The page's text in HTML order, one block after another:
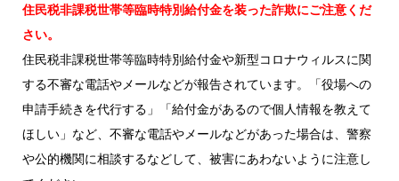
住民税非課税世帯等臨時特別給付金を装った詐欺にご注意くだ
さい。
住民税非課税世帯等臨時特別給付金や新型コロナウィルスに関
する不審な電話やメールなどが報告されています。「役場への
申請手続きを代行する」「給付金があるので個人情報を教えて
ほしい」など、不審な電話やメールなどがあった場合は、警察
や公的機関に相談するなどして、被害にあわないように注意し